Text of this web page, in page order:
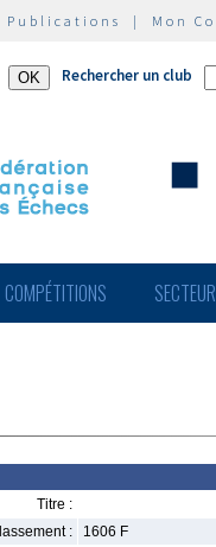
Publications | Mon
Rechercher un club
COMPÉTITIONS
Titre :
:
1606 F